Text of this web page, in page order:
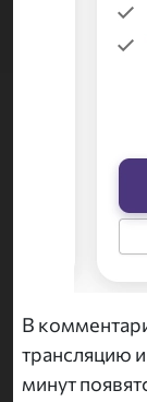
В
трансляцию
минут